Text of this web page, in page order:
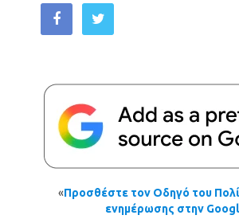
«Προσθέστε τον Οδηγό του
ενημέρωσης στην